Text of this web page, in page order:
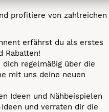
profitiere von zahlreichen
erfährst du als erstes
Rabatten!
regelmäßig über die
mit uns deine neuen
Ideen und Nähbeispielen
und verraten dir die